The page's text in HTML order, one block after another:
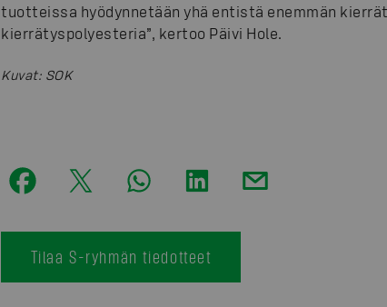
tuotteissa hyödynnetään yhä entistä enemmän
kierrätyspolyesteria”, kertoo Päivi Hole.
Kuvat: SOK
Tilaa S-ryhmän tiedotteet